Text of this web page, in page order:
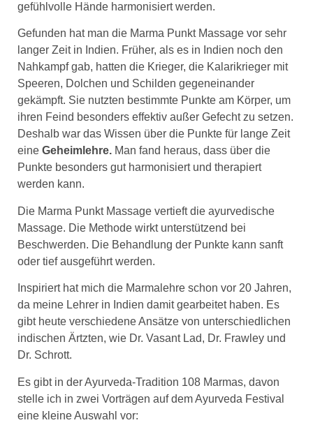
gefühlvolle Hände harmonisiert werden.
Gefunden hat man die Marma Punkt Massage vor sehr
langer Zeit in Indien. Früher, als es in Indien noch den
Nahkampf gab, hatten die Krieger, die Kalarikrieger mit
Speeren, Dolchen und Schilden gegeneinander
gekämpft. Sie nutzten bestimmte Punkte am Körper, um
ihren Feind besonders effektiv außer Gefecht zu setzen.
Deshalb war das Wissen über die Punkte für lange Zeit
eine Geheimlehre. Man fand heraus, dass über die
Punkte besonders gut harmonisiert und therapiert
werden kann.
Die Marma Punkt Massage vertieft die ayurvedische
Massage. Die Methode wirkt unterstützend bei
Beschwerden. Die Behandlung der Punkte kann sanft
oder tief ausgeführt werden.
Inspiriert hat mich die Marmalehre schon vor 20 Jahren,
da meine Lehrer in Indien damit gearbeitet haben. Es
gibt heute verschiedene Ansätze von unterschiedlichen
indischen Ärtzten, wie Dr. Vasant Lad, Dr. Frawley und
Dr. Schrott.
Es gibt in der Ayurveda-Tradition 108 Marmas, davon
stelle ich in zwei Vorträgen auf dem Ayurveda Festival
eine kleine Auswahl vor: